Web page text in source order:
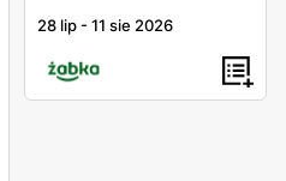
28 lip -11 sie 2026